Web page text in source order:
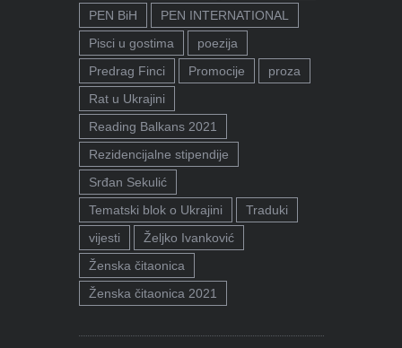
PEN BiH
PEN INTERNATIONAL
Pisci u gostima
poezija
Predrag Finci
Promocije
proza
Rat u Ukrajini
Reading Balkans 2021
Rezidencijalne stipendije
Srđan Sekulić
Tematski blok o Ukrajini
Traduki
vijesti
Željko Ivanković
Ženska čitaonica
Ženska čitaonica 2021